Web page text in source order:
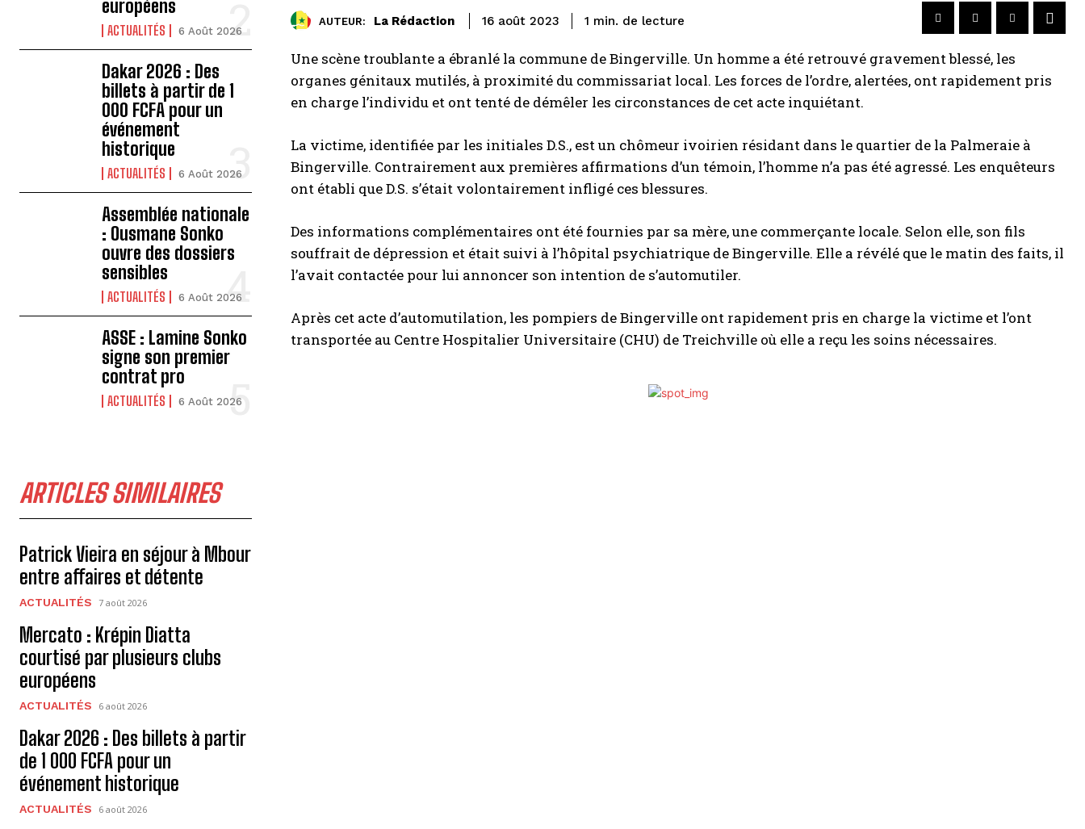
européens
ACTUALITÉS 6 Août 2026
Dakar 2026 : Des
billets à partir de 1
000 FCFA pour un
événement
historique
ACTUALITÉS 6 Août 2026
Assemblée nationale
: Ousmane Sonko
ouvre des dossiers
sensibles
ACTUALITÉS 6 Août 2026
ASSE : Lamine Sonko
signe son premier
contrat pro
ACTUALITÉS 6 Août 2026
ARTICLES SIMILAIRES
Patrick Vieira en séjour à Mbour
entre affaires et détente
ACTUALITÉS 7 août 2026
Mercato : Krépin Diatta
courtisé par plusieurs clubs
européens
ACTUALITÉS 6 août 2026
Dakar 2026 : Des billets à partir
de 1 000 FCFA pour un
événement historique
ACTUALITÉS 6 août 2026
AUTEUR: La Rédaction 16 août 2023 1 min. de lecture
Une scène troublante a ébranlé la commune de Bingerville. Un homme a été retrouvé gravement blessé, les
organes génitaux mutilés, à proximité du commissariat local. Les forces de l’ordre, alertées, ont rapidement pris
en charge l’individu et ont tenté de démêler les circonstances de cet acte inquiétant.
La victime, identifiée par les initiales D.S., est un chômeur ivoirien résidant dans le quartier de la Palmeraie à
Bingerville. Contrairement aux premières affirmations d’un témoin, l’homme n’a pas été agressé. Les enquêteurs
ont établi que D.S. s’était volontairement infligé ces blessures.
Des informations complémentaires ont été fournies par sa mère, une commerçante locale. Selon elle, son fils
souffrait de dépression et était suivi à l’hôpital psychiatrique de Bingerville. Elle a révélé que le matin des faits, il
l’avait contactée pour lui annoncer son intention de s’automutiler.
Après cet acte d’automutilation, les pompiers de Bingerville ont rapidement pris en charge la victime et l’ont
transportée au Centre Hospitalier Universitaire (CHU) de Treichville où elle a reçu les soins nécessaires.